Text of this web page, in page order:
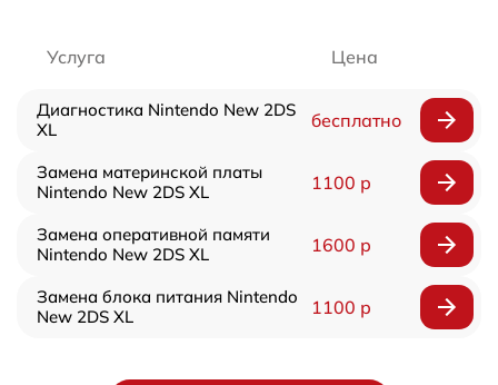
Услуга Цена
Диагностика Nintendo New 2DS
XL
бесплатно
Замена материнской платы
Nintendo New 2DS XL
1100 р
Замена оперативной памяти
Nintendo New 2DS XL
1600 р
Замена блока питания Nintendo
New 2DS XL
1100 р